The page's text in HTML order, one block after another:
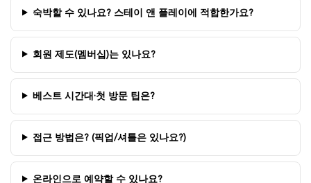
숙박할 수 있나요? 스테이 앤 플레이에 적합한가요?
회원 제도(멤버십)는 있나요?
베스트 시간대·첫 방문 팁은?
접근 방법은? (픽업/셔틀은 있나요?)
온라인으로 예약할 수 있나요?